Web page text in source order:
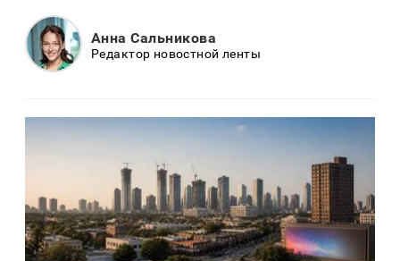
Анна Сальникова
Редактор новостной ленты